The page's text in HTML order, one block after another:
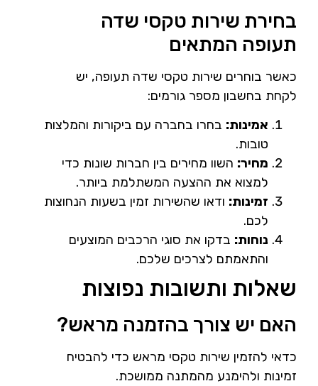
בחירת שירות טקסי שדה
תעופה המתאים
כאשר בוחרים שירות טקסי שדה תעופה, יש
לקחת בחשבון מספר גורמים:
אמינות: בחרו בחברה עם ביקורות והמלצות
טובות.
מחיר: השוו מחירים בין חברות שונות כדי
למצוא את ההצעה המשתלמת ביותר.
זמינות: ודאו שהשירות זמין בשעות הנחוצות
לכם.
נוחות: בדקו את סוגי הרכבים המוצעים
והתאמתם לצרכים שלכם.
שאלות ותשובות נפוצות
האם יש צורך בהזמנה מראש?
כדאי להזמין שירות טקסי מראש כדי להבטיח
זמינות ולהימנע מהמתנה ממושכת.